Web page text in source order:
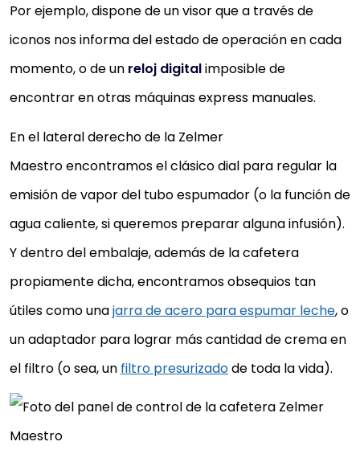
Por ejemplo, dispone de un visor que a través de
iconos nos informa del estado de operación en cada
momento, o de un reloj digitalimposible de
encontrar en otras máquinas express manuales.
En el lateral derecho de la Zelmer
Maestro encontramos el clásico dial para regular la
emisión de vapor del tubo espumador (o la función de
agua caliente, si queremos preparar alguna infusión).
Y dentro del embalaje, además de la cafetera
propiamente dicha, encontramos obsequios tan
útiles como unajarra de acero para espumar leche, o
un adaptador para lograr más cantidad de crema en
el filtro (o sea, un filtro presurizadode toda la vida).